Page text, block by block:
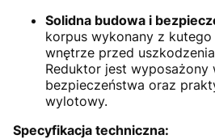
Solidna budowa i
korpus wykonany z
wnętrze przed
Reduktor jest
bezpieczeństwa oraz
wylotowy.
Specyfikacja techniczna: